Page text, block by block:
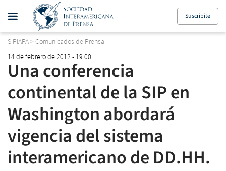
Suscribite
SIPIAPA> Comunicados de Prensa
14 de febrero de 2012 - 19:00
Una conferencia
continental de la SIP en
Washington abordará
vigencia del sistema
interamericano de DD.HH.